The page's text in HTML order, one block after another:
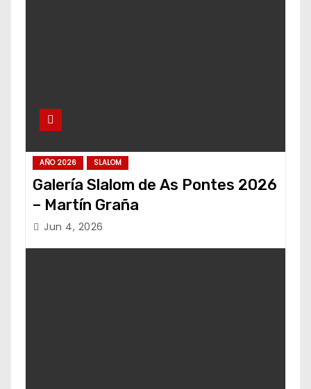
AÑO 2026 SLALOM
Galería Slalom de As Pontes 2026
– Martín Graña
Jun 4, 2026